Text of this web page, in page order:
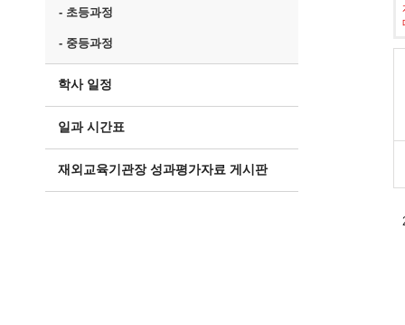
- 초등과정
- 중등과정
학사 일정
일과 시간표
재외교육기관장 성과평가자료 게시판